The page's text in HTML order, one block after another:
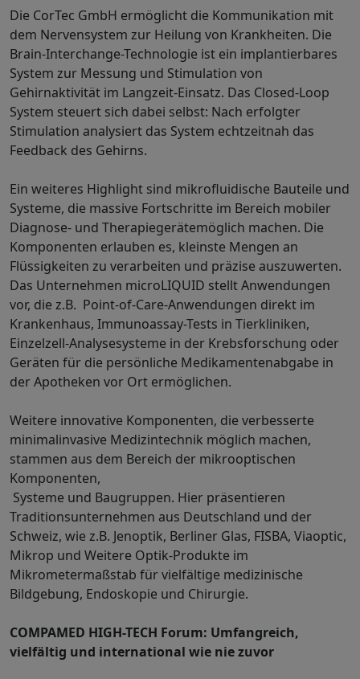
Die CorTec GmbH ermöglicht die Kommunikation mit
dem Nervensystem zur Heilung von Krankheiten. Die
Brain-Interchange-Technologie ist ein implantierbares
System zur Messung und Stimulation von
Gehirnaktivität im Langzeit-Einsatz. Das Closed-Loop
System steuert sich dabei selbst: Nach erfolgter
Stimulation analysiert das System echtzeitnah das
Feedback des Gehirns.
Ein weiteres Highlight sind mikrofluidische Bauteile und
Systeme, die massive Fortschritte im Bereich mobiler
Diagnose- und Therapiegerätemöglich machen. Die
Komponenten erlauben es, kleinste Mengen an
Flüssigkeiten zu verarbeiten und präzise auszuwerten.
Das Unternehmen microLIQUID stellt Anwendungen
vor, die z.B. Point-of-Care-Anwendungen direkt im
Krankenhaus, Immunoassay-Tests in Tierkliniken,
Einzelzell-Analysesysteme in der Krebsforschung oder
Geräten für die persönliche Medikamentenabgabe in
der Apotheken vor Ort ermöglichen.
Weitere innovative Komponenten, die verbesserte
minimalinvasive Medizintechnik möglich machen,
stammen aus dem Bereich der mikrooptischen
Komponenten,
Systeme und Baugruppen. Hier präsentieren
Traditionsunternehmen aus Deutschland und der
Schweiz, wie z.B. Jenoptik, Berliner Glas, FISBA, Viaoptic,
Mikrop und Weitere Optik-Produkte im
Mikrometermaßstab für vielfältige medizinische
Bildgebung, Endoskopie und Chirurgie.
COMPAMED HIGH-TECH Forum: Umfangreich,
vielfältig und international wie nie zuvor